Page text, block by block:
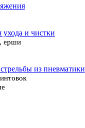
ухода и чистки
ерши
из пневматики